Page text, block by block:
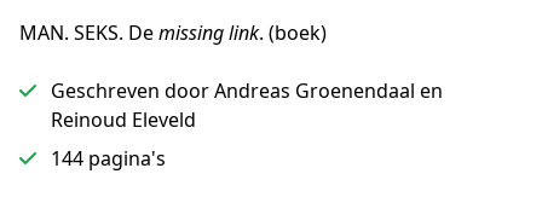
MAN. SEKS. Demissing link. (boek)
Geschreven door Andreas Groenendaal en
Reinoud Eleveld
144 pagina's